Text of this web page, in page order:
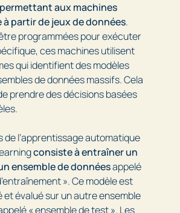
aux machines
à partir de jeux de données.
programmées pour exécuter
ces machines utilisent
qui identifient des modèles
de données massifs. Cela
prendre des décisions basées
de l’apprentissage automatique
consiste à entraîner un
ensemble de donnéesappelé
». Ce modèle est
évalué sur un autre ensemble
« ensemble de test ». Les